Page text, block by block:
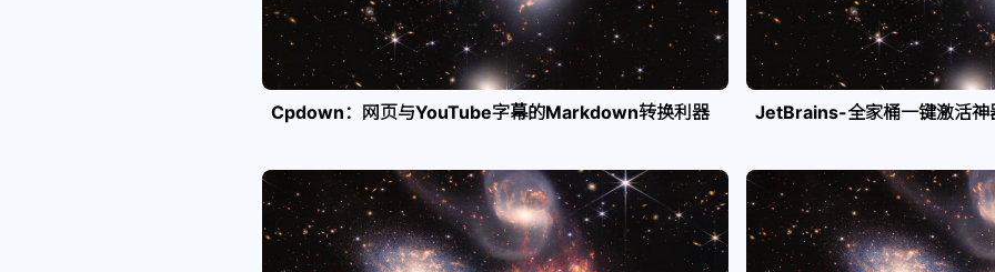
Cpdown：网页与YouTube字幕的Markdown转换利器 JetBrains-全家桶一键激活神